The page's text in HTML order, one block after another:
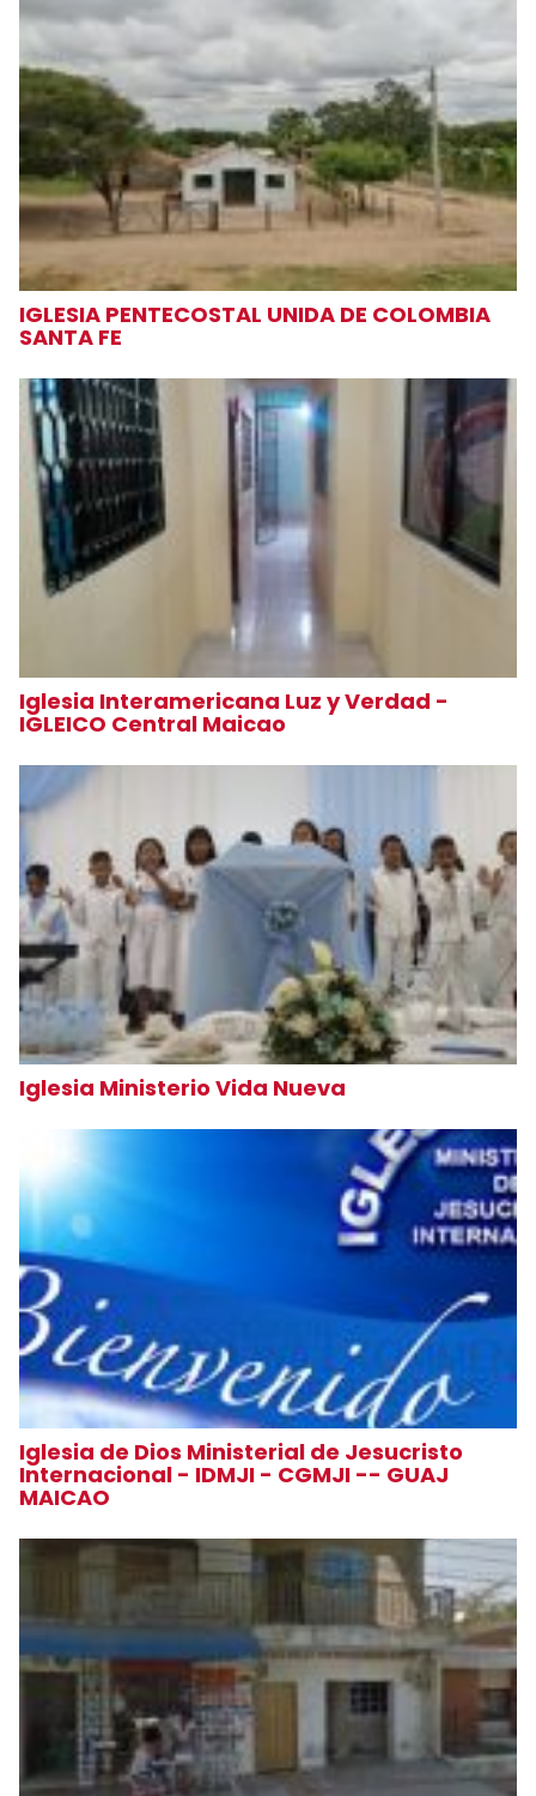
IGLESIA PENTECOSTAL UNIDA DE COLOMBIA
SANTA FE
Iglesia Interamericana Luz y Verdad -
IGLEICO Central Maicao
Iglesia Ministerio Vida Nueva
Iglesia de Dios Ministerial de Jesucristo
Internacional - IDMJI - CGMJI -- GUAJ
MAICAO